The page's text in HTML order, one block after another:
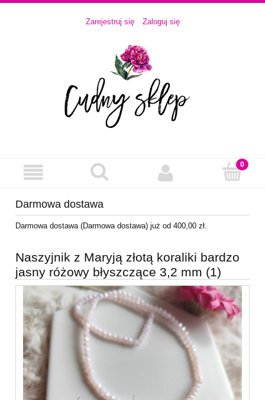
Zarejestruj się Zaloguj się
Darmowa dostawa
Darmowa dostawa (Darmowa dostawa) już od 400,00 zł.
Naszyjnik z Maryją złotą koraliki bardzo
jasny różowy błyszczące 3,2 mm (1)